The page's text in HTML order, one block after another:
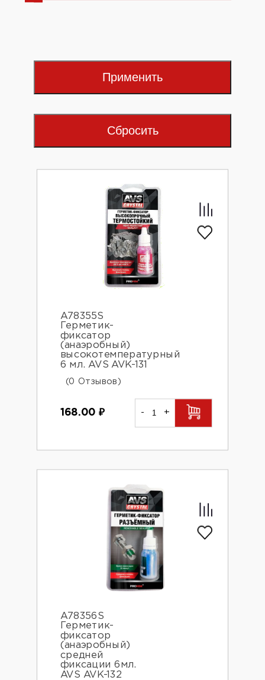
Применить
Сбросить
A78355S
Герметик-
фиксатор
(анаэробный)
высокотемпературный
6 мл. AVS AVK-131
(0 Отзывов)
168.00 ₽ - +
A78356S
Герметик-
фиксатор
(анаэробный)
средней
фиксации 6мл.
AVS AVK-132